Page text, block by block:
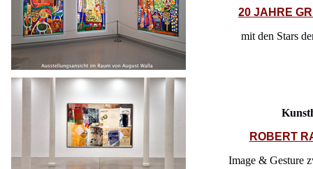
20 JAHRE
mit den Stars
ROBERT
Image & Gesture